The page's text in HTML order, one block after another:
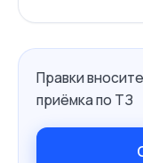
Правки
приёмка по ТЗ